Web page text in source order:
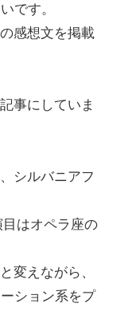
です。
感想文を掲載
事にしていま
シルバニアフ
はオペラ座の
変えながら、
ション系をプ